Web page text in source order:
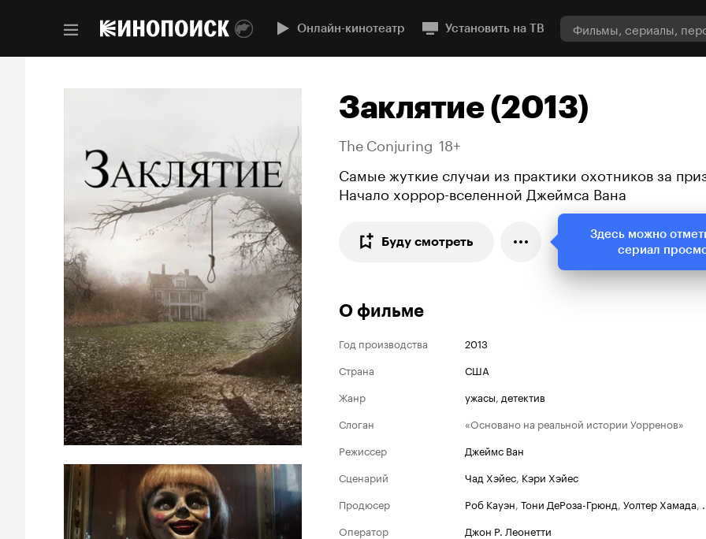
Онлайн-кинотеатр Установить на ТВ
Заклятие (2013)
The Conjuring 18+
Самые жуткие случаи из практики охотников за
Начало хоррор-вселенной Джеймса Вана
Буду смотреть
О фильме
Год производства
2013
Страна
США
Жанр
ужасы, детектив
Слоган
«Основано на реальной истории Уорренов»
Режиссер
Джеймс Ван
Сценарий
Чад Хэйес, Кэри Хэйес
Продюсер
Роб Кауэн, Тони ДеРоза-Грюнд, Уолтер Хамада,
Оператор
Джон Р. Леонетти
Здесь можно
сериал